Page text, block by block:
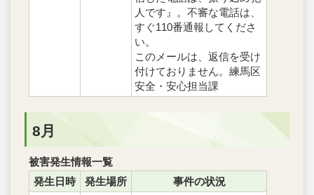
人です』。不審な電話は、
すぐ110番通報してくださ
い。
このメールは、返信を受け
付けておりません。練馬区
安全・安心担当課
8月
被害発生情報一覧
発生日時
発生場所 事件の状況